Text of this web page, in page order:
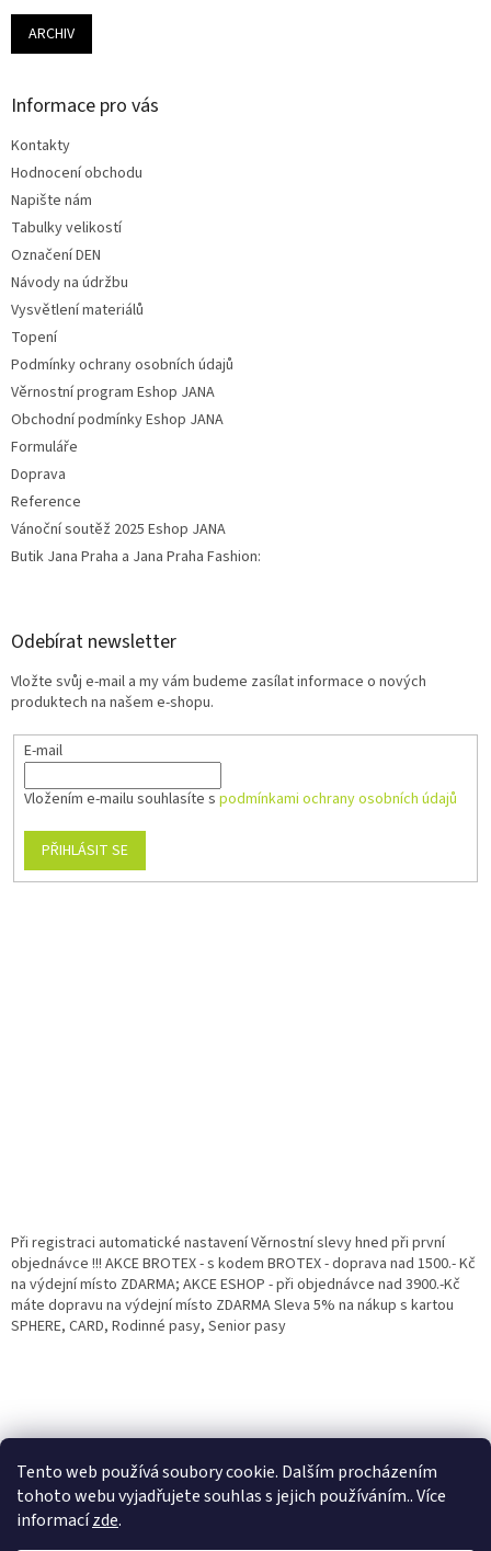
Tento web používá soubory cookie. Dalším procházením
tohoto webu vyjadřujete souhlas s jejich používáním.. Více
informacízde.
ARCHIV
Informace pro vás
Kontakty
Hodnocení obchodu
Napište nám
Tabulky velikostí
Označení DEN
Návody na údržbu
Vysvětlení materiálů
Topení
Podmínky ochrany osobních údajů
Věrnostní program Eshop JANA
Obchodní podmínky Eshop JANA
Formuláře
Doprava
Reference
Vánoční soutěž 2025 Eshop JANA
Butik Jana Praha a Jana Praha Fashion:
Odebírat newsletter
Vložte svůj e-mail a my vám budeme zasílat informace o nových
produktech na našem e-shopu.
E-mail
Vložením e-mailu souhlasíte s podmínkami ochrany osobních údajů
PŘIHLÁSIT SE
Při registraci automatické nastavení Věrnostní slevy hned při první
objednávce !!! AKCE BROTEX - s kodem BROTEX - doprava nad 1500.- Kč
na výdejní místo ZDARMA; AKCE ESHOP - při objednávce nad 3900.-Kč
máte dopravu na výdejní místo ZDARMA Sleva 5% na nákup s kartou
SPHERE, CARD, Rodinné pasy, Senior pasy